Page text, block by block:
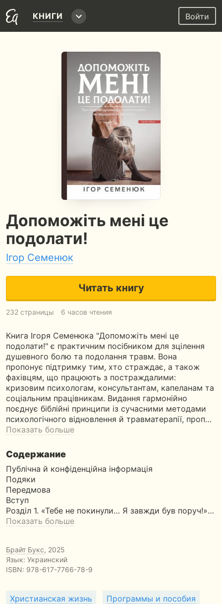
КНИГИ Войти
Допоможіть мені це
подолати!
Ігор Семенюк
Читать книгу
232 страницы 6 часов чтения
Книга Ігоря Семенюка "Допоможіть мені це
подолати!" є практичним посібником для зцілення
душевного болю та подолання травм. Вона
пропонує підтримку тим, хто страждає, а також
фахівцям, що працюють з постраждалими:
кризовим психологам, консультантам, капеланам та
соціальним працівникам. Видання гармонійно
поєднує біблійні принципи із сучасними методами
психологічного відновлення й травматерапії, проп…
Показать больше
Содержание
Публічна й конфіденційна інформація
Подяки
Передмова
Вступ
Розділ 1. «Тебе не покинули… Я завжди був поруч!»…
Показать больше
Брайт Букс, 2025
Язык: Украинский
ISBN: 978-617-7766-78-9
Христианская жизнь Программы и пособия